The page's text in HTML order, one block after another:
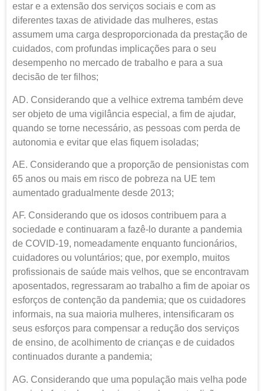
estar e a extensão dos serviços sociais e com as
diferentes taxas de atividade das mulheres, estas
assumem uma carga desproporcionada da prestação de
cuidados, com profundas implicações para o seu
desempenho no mercado de trabalho e para a sua
decisão de ter filhos;
AD. Considerando que a velhice extrema também deve
ser objeto de uma vigilância especial, a fim de ajudar,
quando se torne necessário, as pessoas com perda de
autonomia e evitar que elas fiquem isoladas;
AE. Considerando que a proporção de pensionistas com
65 anos ou mais em risco de pobreza na UE tem
aumentado gradualmente desde 2013;
AF. Considerando que os idosos contribuem para a
sociedade e continuaram a fazê-lo durante a pandemia
de COVID-19, nomeadamente enquanto funcionários,
cuidadores ou voluntários; que, por exemplo, muitos
profissionais de saúde mais velhos, que se encontravam
aposentados, regressaram ao trabalho a fim de apoiar os
esforços de contenção da pandemia; que os cuidadores
informais, na sua maioria mulheres, intensificaram os
seus esforços para compensar a redução dos serviços
de ensino, de acolhimento de crianças e de cuidados
continuados durante a pandemia;
AG. Considerando que uma população mais velha pode